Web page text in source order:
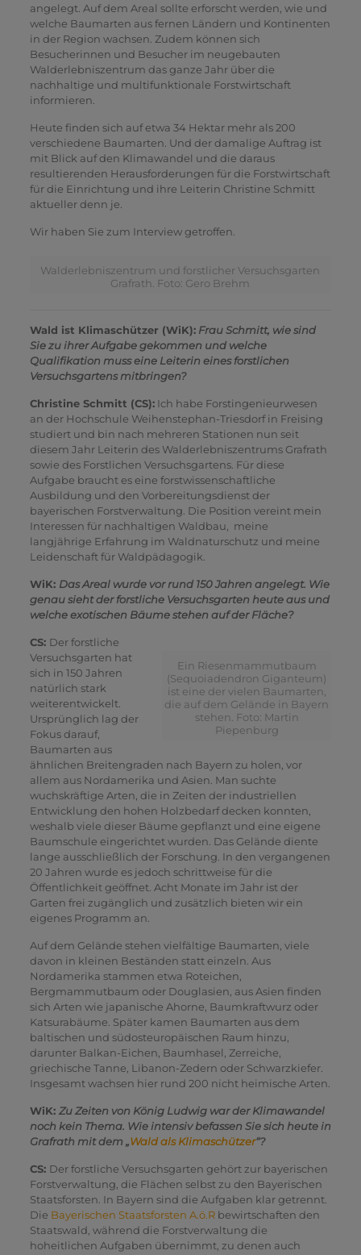
angelegt. Auf dem Areal sollte erforscht werden, wie und
welche Baumarten aus fernen Ländern und Kontinenten
in der Region wachsen. Zudem können sich
Besucherinnen und Besucher im neugebauten
Walderlebniszentrum das ganze Jahr über die
nachhaltige und multifunktionale Forstwirtschaft
informieren.
Heute finden sich auf etwa 34 Hektar mehr als 200
verschiedene Baumarten. Und der damalige Auftrag ist
mit Blick auf den Klimawandel und die daraus
resultierenden Herausforderungen für die Forstwirtschaft
für die Einrichtung und ihre Leiterin Christine Schmitt
aktueller denn je.
Wir haben Sie zum Interview getroffen.
Walderlebniszentrum und forstlicher Versuchsgarten
Grafrath. Foto: Gero Brehm
Wald ist Klimaschützer (WiK):Frau Schmitt, wie sind
Sie zu ihrer Aufgabe gekommen und welche
Qualifikation muss eine Leiterin eines forstlichen
Versuchsgartens mitbringen?
Christine Schmitt (CS):Ich habe Forstingenieurwesen
an der Hochschule Weihenstephan-Triesdorf in Freising
studiert und bin nach mehreren Stationen nun seit
diesem Jahr Leiterin des Walderlebniszentrums Grafrath
sowie des Forstlichen Versuchsgartens. Für diese
Aufgabe braucht es eine forstwissenschaftliche
Ausbildung und den Vorbereitungsdienst der
bayerischen Forstverwaltung. Die Position vereint mein
Interessen für nachhaltigen Waldbau, meine
langjährige Erfahrung im Waldnaturschutz und meine
Leidenschaft für Waldpädagogik.
WiK: Das Areal wurde vor rund 150 Jahren angelegt. Wie
genau sieht der forstliche Versuchsgarten heute aus und
welche exotischen Bäume stehen auf der Fläche?
Ein Riesenmammutbaum
(Sequoiadendron Giganteum)
ist eine der vielen Baumarten,
die auf dem Gelände in Bayern
stehen. Foto: Martin
Piepenburg
CS: Der forstliche
Versuchsgarten hat
sich in 150 Jahren
natürlich stark
weiterentwickelt.
Ursprünglich lag der
Fokus darauf,
Baumarten aus
ähnlichen Breitengraden nach Bayern zu holen, vor
allem aus Nordamerika und Asien. Man suchte
wuchskräftige Arten, die in Zeiten der industriellen
Entwicklung den hohen Holzbedarf decken konnten,
weshalb viele dieser Bäume gepflanzt und eine eigene
Baumschule eingerichtet wurden. Das Gelände diente
lange ausschließlich der Forschung. In den vergangenen
20 Jahren wurde es jedoch schrittweise für die
Öffentlichkeit geöffnet. Acht Monate im Jahr ist der
Garten frei zugänglich und zusätzlich bieten wir ein
eigenes Programm an.
Auf dem Gelände stehen vielfältige Baumarten, viele
davon in kleinen Beständen statt einzeln. Aus
Nordamerika stammen etwa Roteichen,
Bergmammutbaum oder Douglasien, aus Asien finden
sich Arten wie japanische Ahorne, Baumkraftwurz oder
Katsurabäume. Später kamen Baumarten aus dem
baltischen und südosteuropäischen Raum hinzu,
darunter Balkan-Eichen, Baumhasel, Zerreiche,
griechische Tanne, Libanon-Zedern oder Schwarzkiefer.
Insgesamt wachsen hier rund 200 nicht heimische Arten.
WiK: Zu Zeiten von König Ludwig war der Klimawandel
noch kein Thema. Wie intensiv befassen Sie sich heute in
Grafrath mit dem „Wald als Klimaschützer“?
CS: Der forstliche Versuchsgarten gehört zur bayerischen
Forstverwaltung, die Flächen selbst zu den Bayerischen
Staatsforsten. In Bayern sind die Aufgaben klar getrennt.
Die Bayerischen Staatsforsten A.ö.Rbewirtschaften den
Staatswald, während die Forstverwaltung die
hoheitlichen Aufgaben übernimmt, zu denen auch